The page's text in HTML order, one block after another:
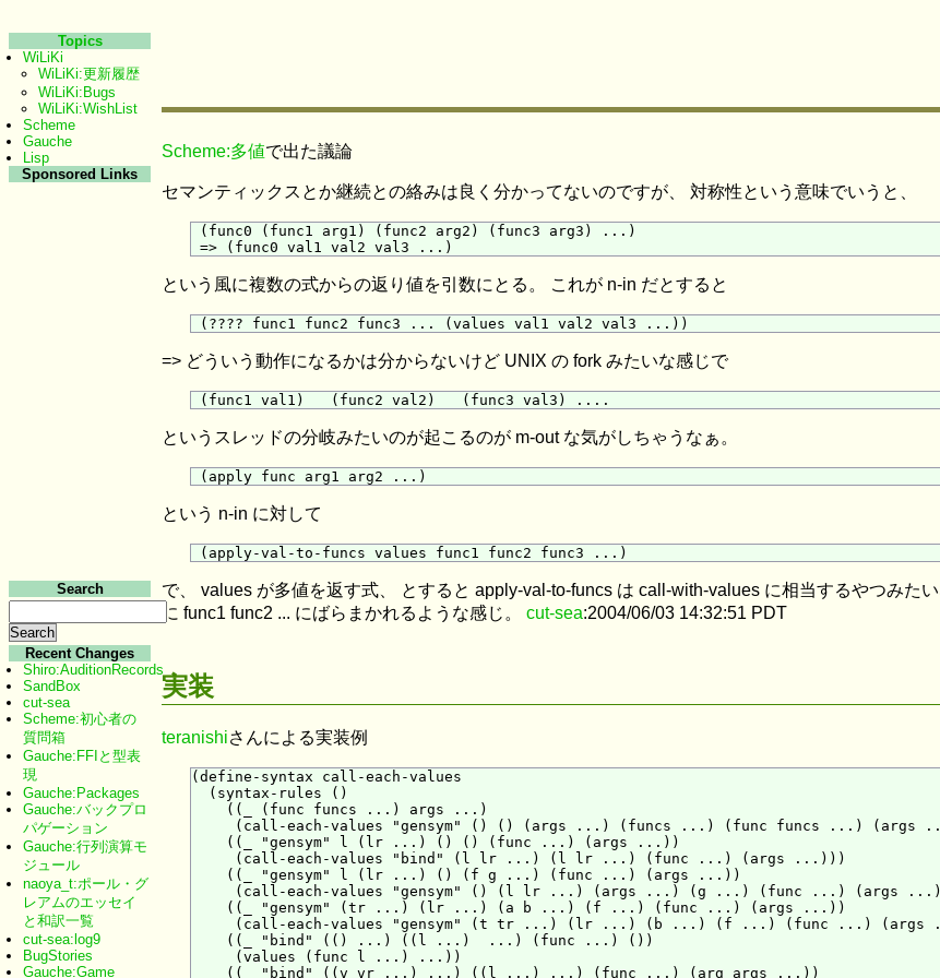
Scheme:多値で出た議論
セマンティックスとか継続との絡みは良く分かってないのですが、 対称性という意味でいうと、
(func0 (func1 arg1) (func2 arg2) (func3 arg3) ...)
という風に複数の式からの返り値を引数にとる。 これが n-in だとすると
=> どういう動作になるかは分からないけど UNIX の fork みたいな感じで
というスレッドの分岐みたいのが起こるのが m-out な気がしちゃうなぁ。
という n-in に対して
で、 values が多値を返す式、 とすると apply-val-to-funcs は call-with-values に相当するやつみた
に func1 func2 ... にばらまかれるような感じ。 cut-sea:2004/06/03 14:32:51 PDT
実装
teranishiさんによる実装例
(define-syntax call-each-values
  (syntax-rules ()
    ((_ (func funcs ...) args ...)
(call-each-values "gensym" () () (args ...) (funcs ...) (func funcs ...) (args
    ((_ "gensym" l (lr ...) () () (func ...) (args ...))
     (call-each-values "bind" (l lr ...) (l lr ...) (func ...) (args ...)))
    ((_ "gensym" l (lr ...) () (f g ...) (func ...) (args ...))
(call-each-values "gensym" () (l lr ...) (args ...) (g ...) (func ...) (args
    ((_ "gensym" (tr ...) (lr ...) (a b ...) (f ...) (func ...) (args ...))
(call-each-values "gensym" (t tr ...) (lr ...) (b ...) (f ...) (func ...) (args
    ((_ "bind" (() ...) ((l ...)  ...) (func ...) ())
     (values (func l ...) ...))
    ((_ "bind" ((v vr ...) ...) ((l ...) ...) (func ...) (arg args ...))
Topics
WiLiKi
WiLiKi:更新履歴
WiLiKi:Bugs
WiLiKi:WishList
Scheme
Gauche
Lisp
Sponsored Links
Search
Recent Changes
Shiro:AuditionRecords
SandBox
cut-sea
Scheme:初心者の
質問箱
Gauche:FFIと型表
現
Gauche:Packages
Gauche:バックプロ
パゲーション
Gauche:行列演算モ
ジュール
naoya_t:ポール・グ
レアムのエッセイ
と和訳一覧
cut-sea:log9
BugStories
Gauche:Game